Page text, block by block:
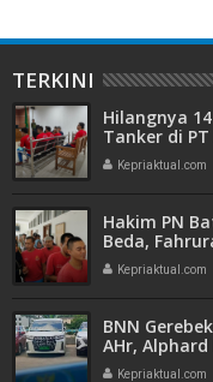
TERKINI
Hilangnya
Tanker di PT
Hanya
Kepriaktual.com
Hakim PN
Beda,
Azzurah dan
Kepriaktual.com
BNN
AHr,
Mitra Usaha
Kepriaktual.com